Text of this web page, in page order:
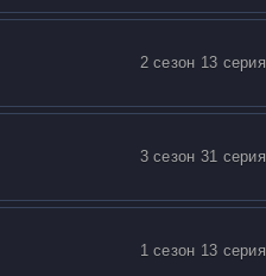
2 сезон 13 серия
3 сезон 31 серия
1 сезон 13 серия